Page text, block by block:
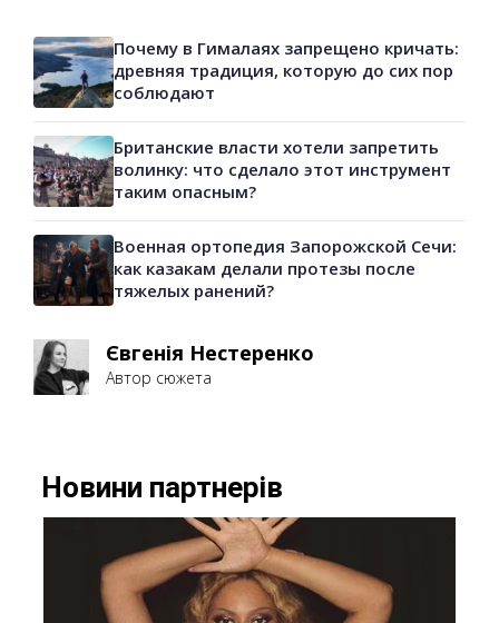
Почему в Гималаях запрещено кричать:
древняя традиция, которую до сих пор
соблюдают
Британские власти хотели запретить
волинку: что сделало этот инструмент
таким опасным?
Военная ортопедия Запорожской Сечи:
как казакам делали протезы после
тяжелых ранений?
Євгенія Нестеренко
Автор сюжета